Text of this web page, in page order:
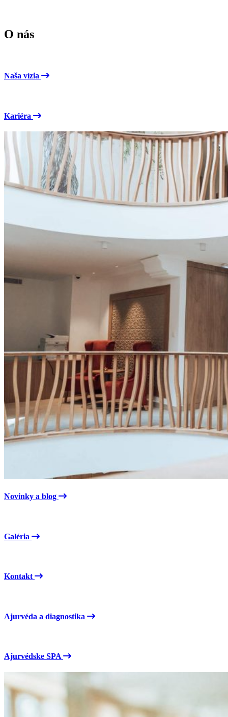
O nás
Naša vízia
Kariéra
Novinky a blog
Galéria
Kontakt
Ajurvéda a diagnostika
Ajurvédske SPA